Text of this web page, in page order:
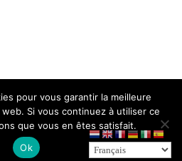
et hébergé par Infomaniak -
Politique de confidentialité
pour vous garantir la meilleure
Si vous continuez à utiliser ce
que vous en êtes satisfait.
Ok